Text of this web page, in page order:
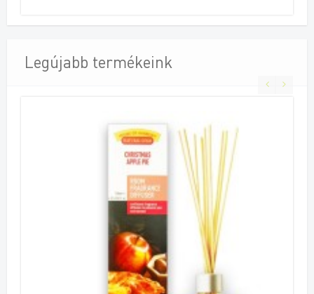
Legújabb termékeink